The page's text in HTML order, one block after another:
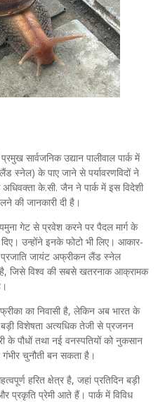
सार्वजनिक उद्यान पालीवाल पार्क में
स्नेल) के पाए जाने से पर्यावरणविदों ने
अधिवक्ता के.सी. जैन ने पार्क में इस विदेशी
की जानकारी दी है।
गेट से प्रवेश करने पर पैदल मार्ग के
उन्होंने इनके फोटो भी लिए। आकार-
जायंट अफ्रीकन लैंड स्नेल
जिसे विश्व की सबसे खतरनाक आक्रामक
का निवासी है, लेकिन अब भारत के
विशेषता अत्यधिक तेजी से प्रजनन
के पौधों तथा नई वनस्पतियों को नुकसान
गंभीर चुनौती बन सकता है।
हरित क्षेत्र है, जहां प्रतिदिन बड़ी
प्रकृति प्रेमी आते हैं। पार्क में विविध